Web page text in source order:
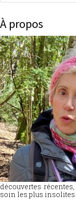
À propos
découvertes
soin les plus insolites.